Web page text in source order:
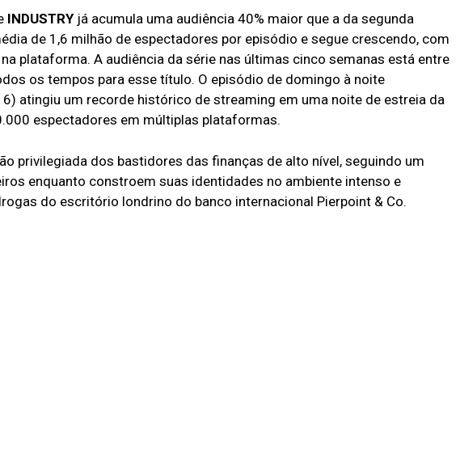
INDUSTRYjá acumula uma audiência 40% maior que a da segunda
de 1,6 milhão de espectadores por episódio e segue crescendo, com
plataforma. A audiência da série nas últimas cinco semanas está entre
os tempos para esse título. O episódio de domingo à noite
6) atingiu um recorde histórico de streaming em uma noite de estreia da
espectadores em múltiplas plataformas.
privilegiada dos bastidores das finanças de alto nível, seguindo um
enquanto constroem suas identidades no ambiente intenso e
do escritório londrino do banco internacional Pierpoint & Co.